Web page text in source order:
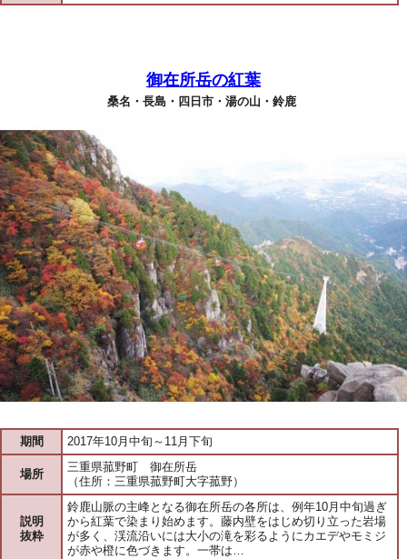
御在所岳の紅葉
桑名・長島・四日市・湯の山・鈴鹿
期間 2017年10月中旬～11月下旬
場所
三重県菰野町 御在所岳
（住所：三重県菰野町大字菰野）
説明
抜粋
鈴鹿山脈の主峰となる御在所岳の各所は、例年10月中旬過ぎ
から紅葉で染まり始めます。藤内壁をはじめ切り立った岩場
が多く、渓流沿いには大小の滝を彩るようにカエデやモミジ
が赤や橙に色づきます。一帯は…